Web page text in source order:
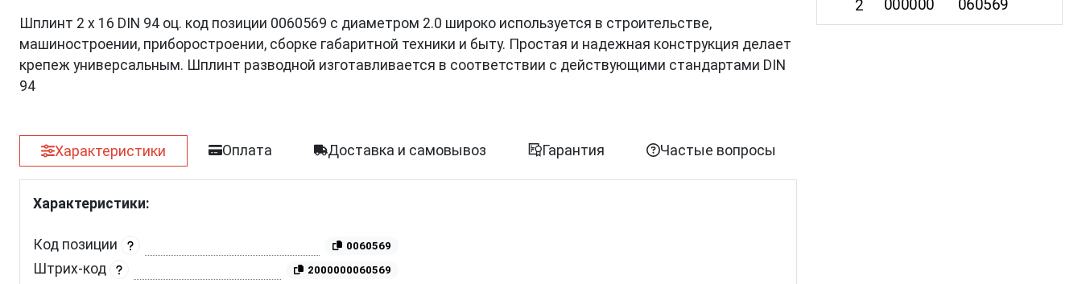
Шплинт 2 х 16 DIN 94 оц. код позиции 0060569 с диаметром 2.0 широко используется в строительстве,
машиностроении, приборостроении, сборке габаритной техники и быту. Простая и надежная конструкция делает
крепеж универсальным. Шплинт разводной изготавливается в соответствии с действующими стандартами DIN
94
Характеристики Оплата Доставка и самовывоз Гарантия Частые вопросы
Характеристики:
Код позиции 0060569
Штрих-код 2000000060569